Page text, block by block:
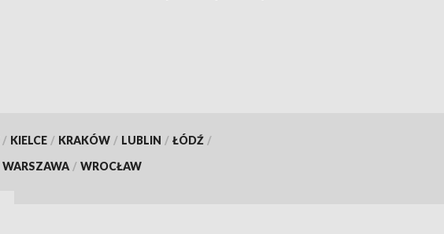
/ KIELCE / KRAKÓW / LUBLIN / ŁÓDŹ /
WARSZAWA / WROCŁAW